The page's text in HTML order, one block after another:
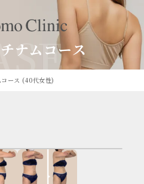
ナムコース
ース (40代女性)